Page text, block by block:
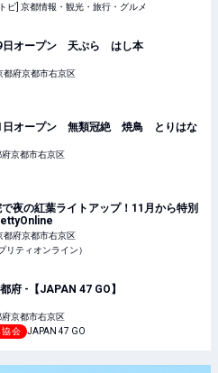
ピ] 京都情報・観光・旅行・グルメ
日オープン 天ぷら はし本
都府京都市右京区
日オープン 無類冠絶 焼鳥 とりはな
府京都市右京区
夜の紅葉ライトアップ！11月から特別
都府京都市右京区
リティオンライン）
府 -【JAPAN 47 GO】
府京都市右京区
会
JAPAN 47 GO